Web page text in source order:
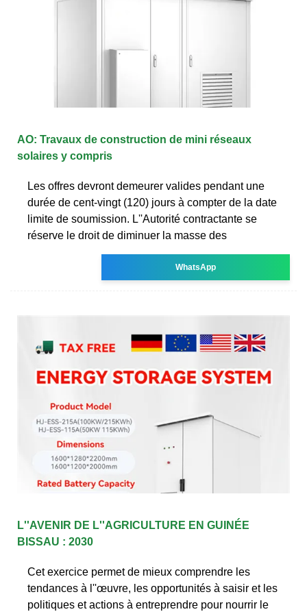
AO: Travaux de construction de mini réseaux
solaires y compris
Les offres devront demeurer valides pendant une
durée de cent-vingt (120) jours à compter de la date
limite de soumission. L''Autorité contractante se
réserve le droit de diminuer la masse des
WhatsApp
L''AVENIR DE L''AGRICULTURE EN GUINÉE
BISSAU : 2030
Cet exercice permet de mieux comprendre les
tendances à l''œuvre, les opportunités à saisir et les
politiques et actions à entreprendre pour nourrir le